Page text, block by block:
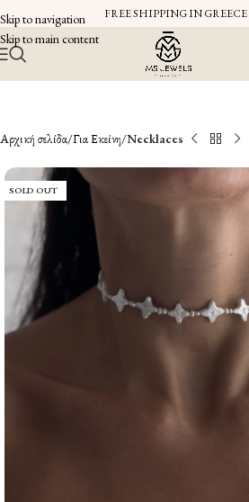
Skip to navigation
Skip to main content
FREE SHIPPING IN
Αρχική σελίδα Για Εκείνη Necklaces
SOLD OUT